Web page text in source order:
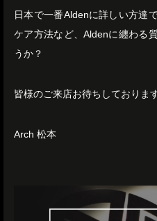
日本で一番Aldenに詳しい方達
ケア方法など、Aldenに纏わる
うか？
皆様のご来店お待ちしております
Arch 松本